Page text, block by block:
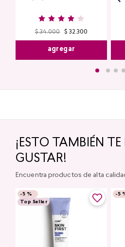
$ 34.000 $ 32.300
agregar
¡ESTO TAMBIÉN
GUSTAR!
Encuentra productos de alta
-5 %
Top Seller
-5